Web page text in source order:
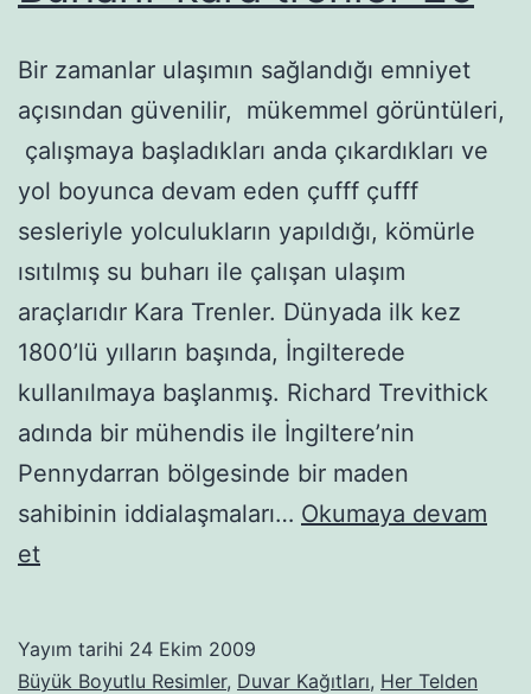
Bir zamanlar ulaşımın sağlandığı emniyet
açısından güvenilir, mükemmel görüntüleri,
çalışmaya başladıkları anda çıkardıkları ve
yol boyunca devam eden çufff çufff
sesleriyle yolculukların yapıldığı, kömürle
ısıtılmış su buharı ile çalışan ulaşım
araçlarıdır Kara Trenler. Dünyada ilk kez
1800’lü yılların başında, İngilterede
kullanılmaya başlanmış. Richard Trevithick
adında bir mühendis ile İngiltere’nin
Pennydarran bölgesinde bir maden
sahibinin iddialaşmaları… Okumaya devam
etBuharlı-
26
Yayım tarihi 24 Ekim 2009
Büyük Boyutlu Resimler, Duvar Kağıtları, Her Telden